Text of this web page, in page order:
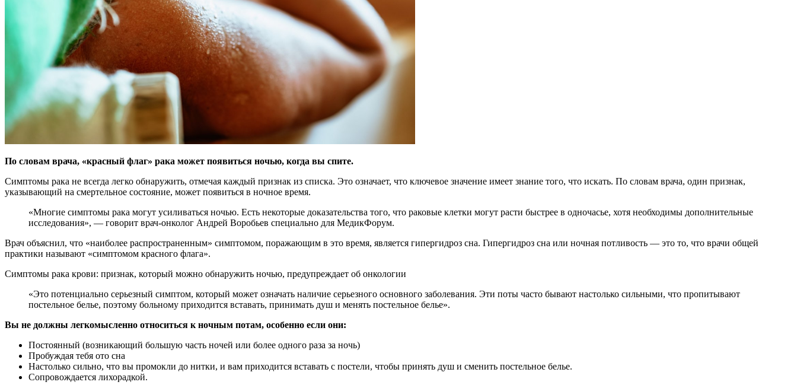
По словам врача, «красный флаг» рака может появиться ночью, когда вы спите.
Симптомы рака не всегда легко обнаружить, отмечая каждый признак из списка. Это означает, что ключевое значение имеет знание того, что искать. По словам врача, один признак,
указывающий на смертельное состояние, может появиться в ночное время.
«Многие симптомы рака могут усиливаться ночью. Есть некоторые доказательства того, что раковые клетки могут расти быстрее в одночасье, хотя необходимы дополнительные
исследования», — говорит врач-онколог Андрей Воробьев специально для МедикФорум.
Врач объяснил, что «наиболее распространенным» симптомом, поражающим в это время, является гипергидроз сна. Гипергидроз сна или ночная потливость — это то, что врачи общей
практики называют «симптомом красного флага».
Симптомы рака крови: признак, который можно обнаружить ночью, предупреждает об онкологии
«Это потенциально серьезный симптом, который может означать наличие серьезного основного заболевания. Эти поты часто бывают настолько сильными, что пропитывают
постельное белье, поэтому больному приходится вставать, принимать душ и менять постельное белье».
Вы не должны легкомысленно относиться к ночным потам, особенно если они:
Постоянный (возникающий большую часть ночей или более одного раза за ночь)
Пробуждая тебя ото сна
Настолько сильно, что вы промокли до нитки, и вам приходится вставать с постели, чтобы принять душ и сменить постельное белье.
Сопровождается лихорадкой.